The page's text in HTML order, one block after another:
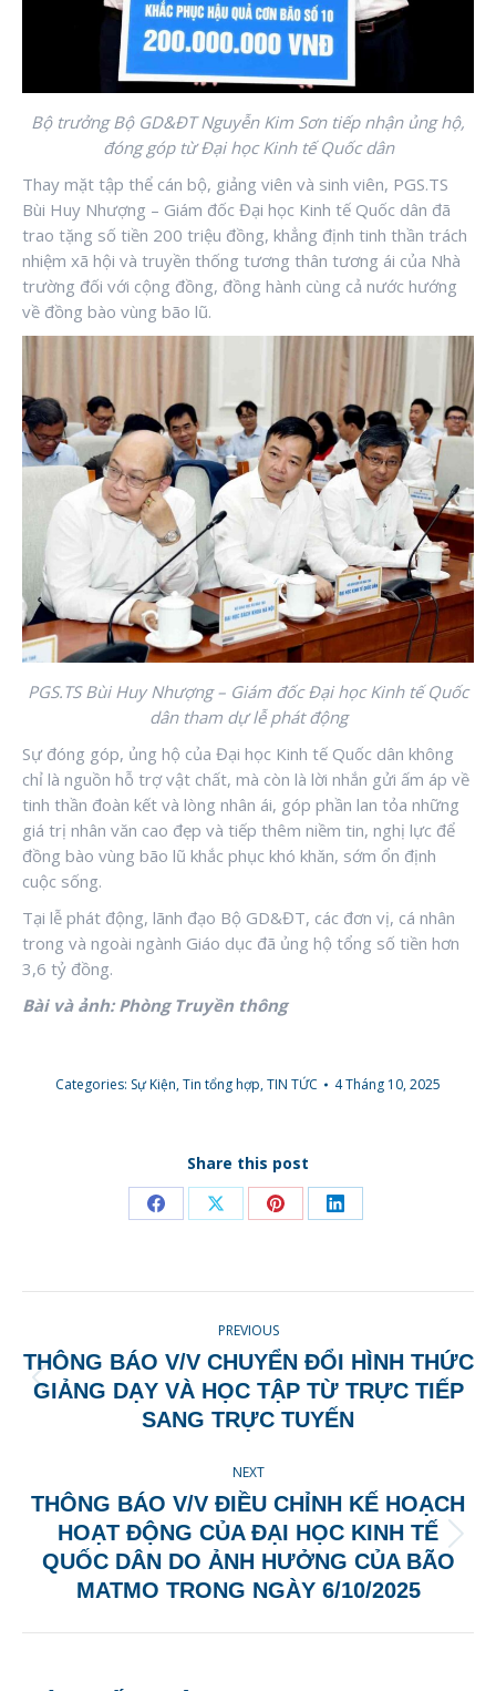
Bộ trưởng Bộ GD&ĐT Nguyễn Kim Sơn tiếp nhận ủng hộ,
đóng góp từ Đại học Kinh tế Quốc dân
Thay mặt tập thể cán bộ, giảng viên và sinh viên, PGS.TS
Bùi Huy Nhượng – Giám đốc Đại học Kinh tế Quốc dân đã
trao tặng số tiền 200 triệu đồng, khẳng định tinh thần trách
nhiệm xã hội và truyền thống tương thân tương ái của Nhà
trường đối với cộng đồng, đồng hành cùng cả nước hướng
về đồng bào vùng bão lũ.
PGS.TS Bùi Huy Nhượng – Giám đốc Đại học Kinh tế Quốc
dân tham dự lễ phát động
Sự đóng góp, ủng hộ của Đại học Kinh tế Quốc dân không
chỉ là nguồn hỗ trợ vật chất, mà còn là lời nhắn gửi ấm áp về
tinh thần đoàn kết và lòng nhân ái, góp phần lan tỏa những
giá trị nhân văn cao đẹp và tiếp thêm niềm tin, nghị lực để
đồng bào vùng bão lũ khắc phục khó khăn, sớm ổn định
cuộc sống.
Tại lễ phát động, lãnh đạo Bộ GD&ĐT, các đơn vị, cá nhân
trong và ngoài ngành Giáo dục đã ủng hộ tổng số tiền hơn
3,6 tỷ đồng.
Bài và ảnh: Phòng Truyền thông
Categories: Sự Kiện,Tin tổng hợp,TIN TỨC 4 Tháng 10, 2025
Share this post
Share
Facebook
Share
X
Share
Pinterest
Share
LinkedIn
NAVIGATION
PREVIOUS
Previous
post:
THÔNG BÁO V/V CHUYỂN ĐỔI HÌNH THỨC
GIẢNG DẠY VÀ HỌC TẬP TỪ TRỰC TIẾP
SANG TRỰC TUYẾN
NEXT
Next
post:
THÔNG BÁO V/V ĐIỀU CHỈNH KẾ HOẠCH
HOẠT ĐỘNG CỦA ĐẠI HỌC KINH TẾ
QUỐC DÂN DO ẢNH HƯỞNG CỦA BÃO
MATMO TRONG NGÀY 6/10/2025